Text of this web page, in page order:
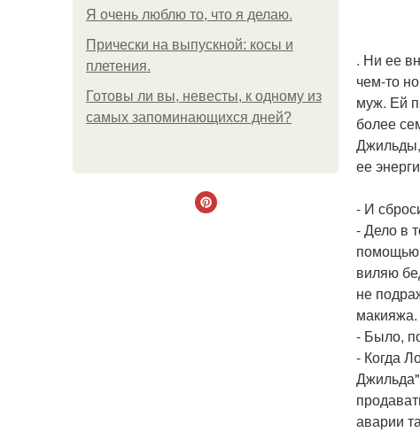
Я очень люблю то, что я делаю.
Прически на выпускной: косы и
плетения.
Готовы ли вы, невесты, к одному из
самых запоминающихся дней?
. Ни ее
чем-то
муж. Ей
более
Джильды,
ее
- И
- Дело в
помощью
виляю
не
- Было,
- Когда
аварии